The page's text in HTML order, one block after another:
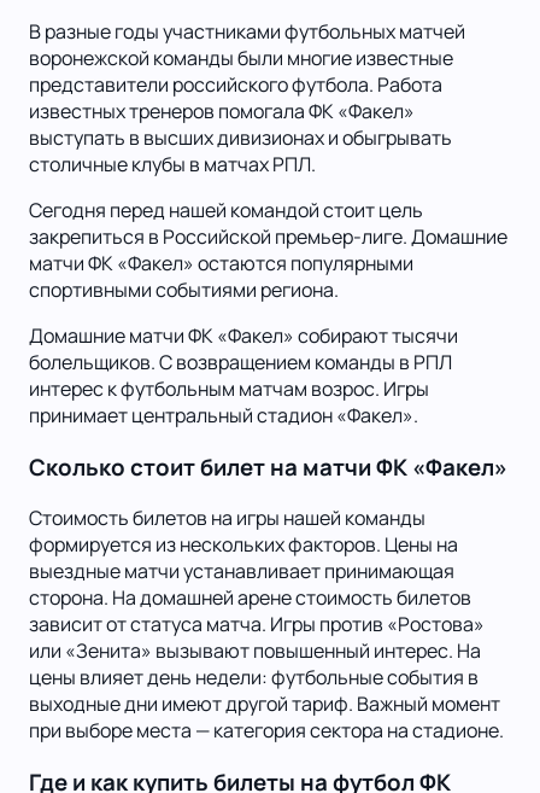
В разные годы участниками футбольных матчей
воронежской команды были многие известные
представители российского футбола. Работа
известных тренеров помогала ФК «Факел»
выступать в высших дивизионах и обыгрывать
столичные клубы в матчах РПЛ.
Сегодня перед нашей командой стоит цель
закрепиться в Российской премьер-лиге. Домашние
матчи ФК «Факел» остаются популярными
спортивными событиями региона.
Домашние матчи ФК «Факел» собирают тысячи
болельщиков. С возвращением команды в РПЛ
интерес к футбольным матчам возрос. Игры
принимает центральный стадион «Факел».
Сколько стоит билет на матчи ФК «Факел»
Стоимость билетов на игры нашей команды
формируется из нескольких факторов. Цены на
выездные матчи устанавливает принимающая
сторона. На домашней арене стоимость билетов
зависит от статуса матча. Игры против «Ростова»
или «Зенита» вызывают повышенный интерес. На
цены влияет день недели: футбольные события в
выходные дни имеют другой тариф. Важный момент
при выборе места — категория сектора на стадионе.
Где и как купить билеты на футбол ФК